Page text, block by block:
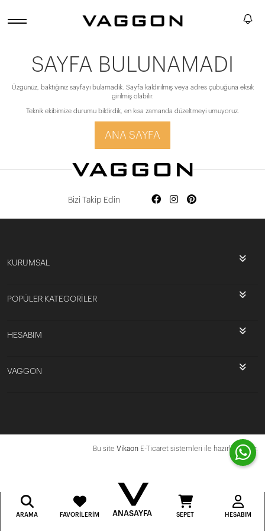
SAYFA BULUNAMADI
Üzgünüz, baktığınız sayfayı bulamadık. Sayfa kaldırılmış veya adres çubuğuna eksik
girilmiş olabilir.
Teknik ekibimize durumu bildirdik, en kısa zamanda düzeltmeyi umuyoruz.
ANA SAYFA
Bizi Takip Edin
KURUMSAL
POPÜLER KATEGORİLER
HESABIM
VAGGON
Bu site Vikaon E-Ticaret sistemleri ile hazırlanmıştır.
ARAMA FAVORILERIM ANASAYFA SEPET HESABIM